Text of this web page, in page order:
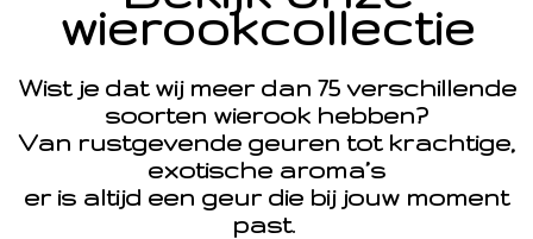
wierookcollectie
Wist je dat wij meer dan 75 verschillende
soorten wierook hebben?
Van rustgevende geuren tot krachtige,
exotische aroma’s
er is altijd een geur die bij jouw moment
past.